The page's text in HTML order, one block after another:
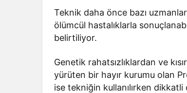
Teknik daha önce bazı
ölümcül hastalıklarla
belirtiliyor.
Genetik rahatsızlıklardan ve
yürüten bir hayır kurumu olan
ise tekniğin kullanılırken